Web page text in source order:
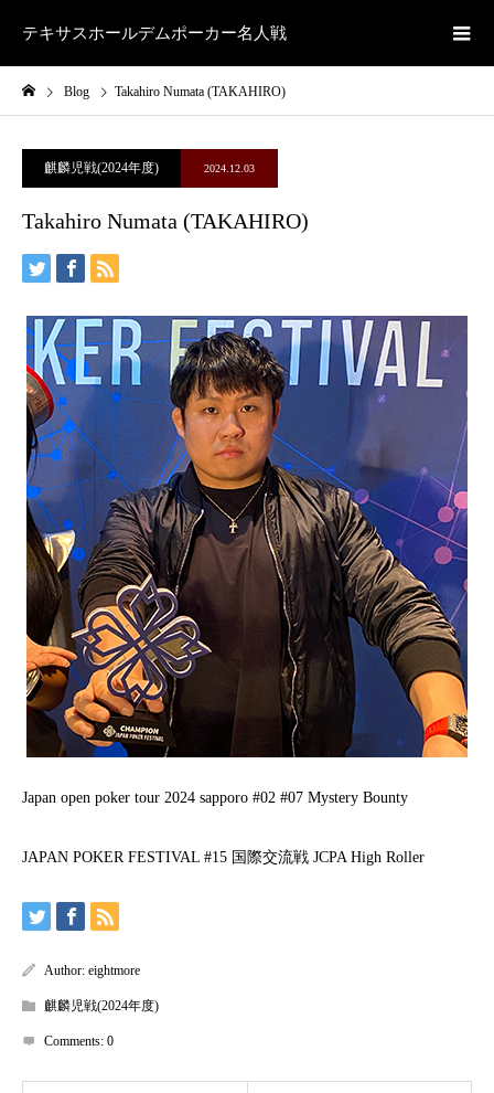
テキサスホールデムポーカー名人戦
Blog Takahiro Numata (TAKAHIRO)
麒麟児戦(2024年度) 2024.12.03
Takahiro Numata (TAKAHIRO)
Japan open poker tour 2024 sapporo #02 #07 Mystery Bounty
JAPAN POKER FESTIVAL #15 国際交流戦 JCPA High Roller
Author: eightmore
麒麟児戦(2024年度)
Comments: 0